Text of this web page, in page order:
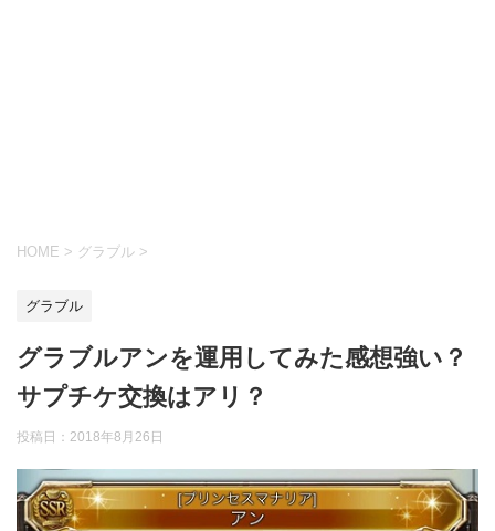
HOME > グラブル >
グラブル
グラブルアンを運用してみた感想強い？
サプチケ交換はアリ？
投稿日： 2018年8月26日